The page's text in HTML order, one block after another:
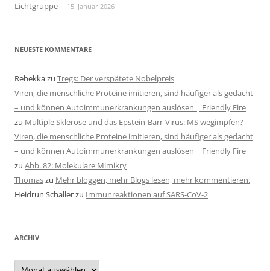
Lichtgruppe 15. Januar 2026
NEUESTE KOMMENTARE
Rebekkazu Tregs: Der verspätete Nobelpreis
Viren, die menschliche Proteine imitieren, sind häufiger als gedacht
– und können Autoimmunerkrankungen auslösen | Friendly Fire
zu Multiple Sklerose und das Epstein-Barr-Virus: MS wegimpfen?
Viren, die menschliche Proteine imitieren, sind häufiger als gedacht
– und können Autoimmunerkrankungen auslösen | Friendly Fire
zu Abb. 82: Molekulare Mimikry
Thomaszu Mehr bloggen, mehr Blogs lesen, mehr kommentieren.
Heidrun Schallerzu Immunreaktionen auf SARS-CoV-2
ARCHIV
Archiv